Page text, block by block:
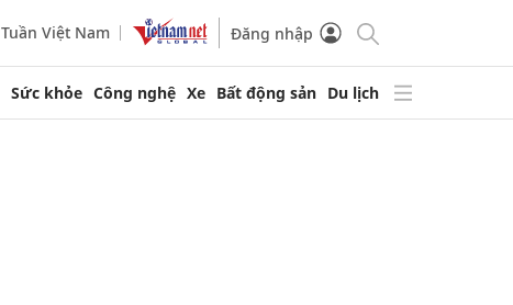
Tuần Việt Nam Đăng nhập
Sức khỏe Công nghệ Xe Bất động sản Du lịch